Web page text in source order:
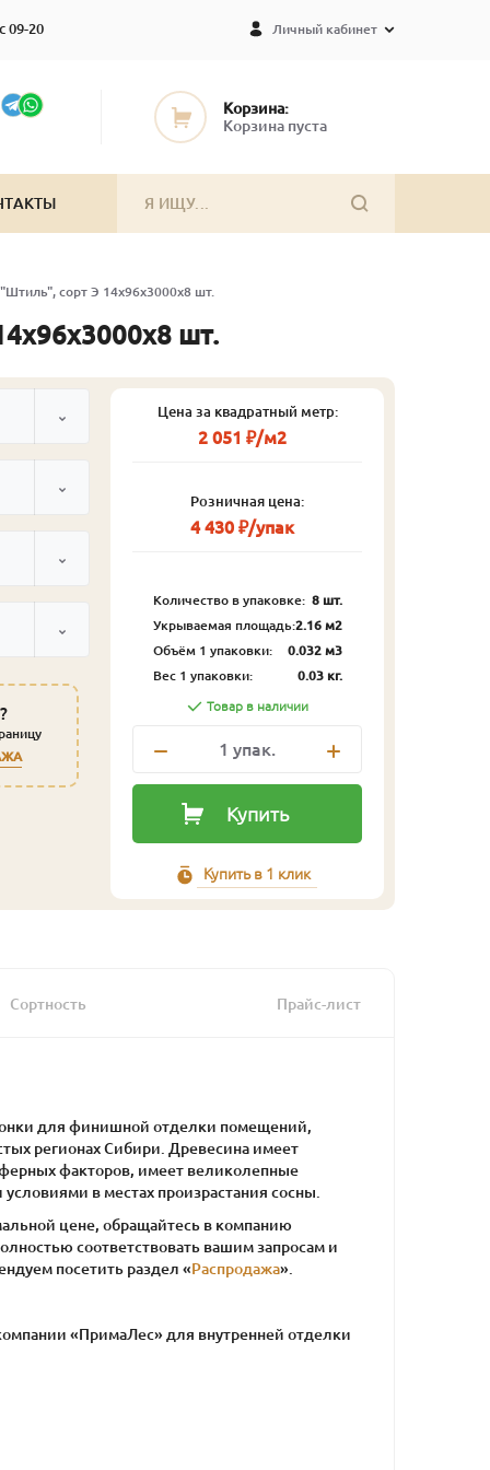
09-20 Личный кабинет
Корзина:
Корзина пуста
"Штиль", сорт Э 14х96х3000х8 шт.
шт.
Цена за квадратный метр:
2 051 ₽/м2
Розничная цена:
4 430 ₽/упак
Количество в упаковке: 8 шт.
Укрываемая площадь:2.16 м2
Объём 1 упаковки:
0.032 м3
Вес 1 упаковки:
0.03 кг.
Товар в наличии
1 упак.
Купить
Купить в 1 клик
Сортность Прайс-лист
для финишной отделки помещений,
регионах Сибири. Древесина имеет
факторов, имеет великолепные
в местах произрастания сосны.
цене, обращайтесь в компанию
соответствовать вашим запросам и
посетить раздел «Распродажа».
«ПримаЛес» для внутренней отделки